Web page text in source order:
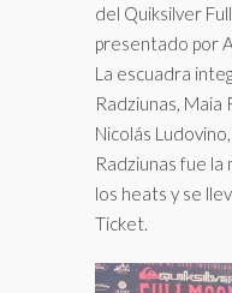
del Quiksilver
presentado por
La escuadra
Radziunas, Maia
Nicolás
Radziunas fue la
los heats y se
Ticket.